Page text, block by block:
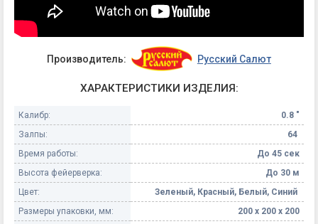
Производитель: Русский Салют
ХАРАКТЕРИСТИКИ ИЗДЕЛИЯ:
Калибр:
0.8 "
Залпы:
64
Время работы:
До 45 сек
Высота фейерверка:
До 30 м
Цвет:
Зеленый, Красный, Белый, Синий
Размеры упаковки, мм:
200 х 200 х 200